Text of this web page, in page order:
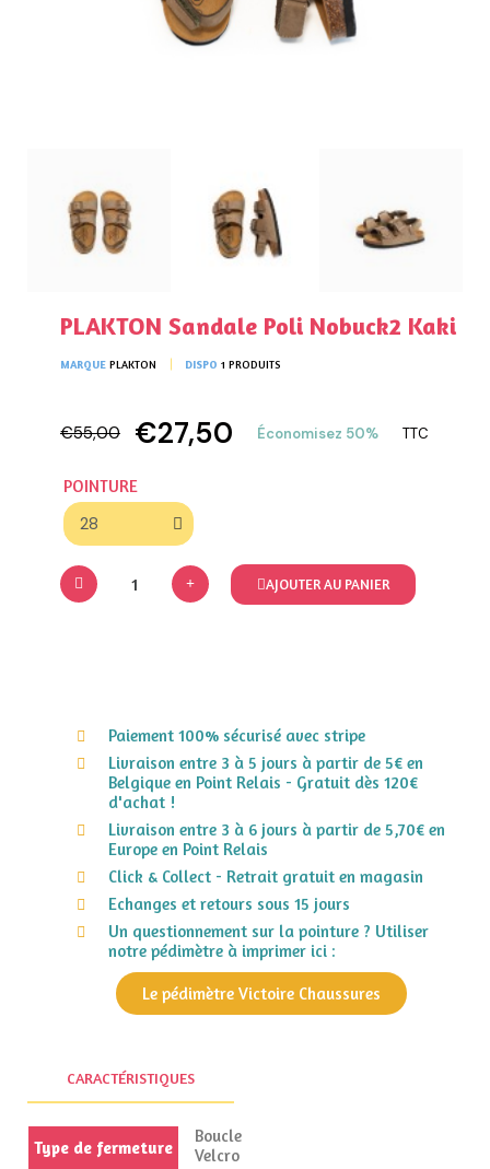
PLAKTON Sandale Poli Nobuck2 Kaki
MARQUE PLAKTON DISPO 1 PRODUITS
€55,00 €27,50 Économisez 50% TTC
POINTURE
AJOUTER AU PANIER
Paiement 100% sécurisé avec stripe
Livraison entre 3 à 5 jours à partir de 5€ en
Belgique en Point Relais - Gratuit dès 120€
d'achat !
Livraison entre 3 à 6 jours à partir de 5,70€ en
Europe en Point Relais
Click & Collect - Retrait gratuit en magasin
Echanges et retours sous 15 jours
Un questionnement sur la pointure ? Utiliser
notre pédimètre à imprimer ici :
Le pédimètre Victoire Chaussures
CARACTÉRISTIQUES
Type de fermeture
Boucle
Velcro